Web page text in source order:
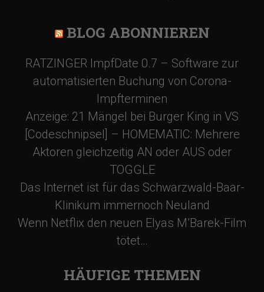
BLOG ABONNIEREN
RATZINGER ImpfDate 0.7 – Software zur
automatisierten Buchung von Corona-
Impfterminen
Anzeige: 21 Mängel bei Burger King in VS
[Codeschnipsel] – HOMEMATIC: Mehrere
Aktoren gleichzeitig AN oder AUS oder
TOGGLE
Das Internet ist für das Schwarzwald-Baar-
Klinikum immernoch Neuland
Wenn Netflix den neuen Elyas M’Barek-Film
tötet…
HÄUFIGE THEMEN